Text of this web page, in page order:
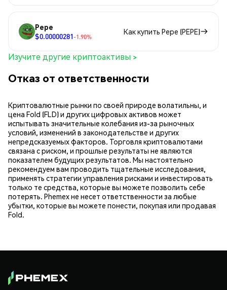
Pepe
$0.00000281-1.90%
Как купить Pepe (PEPE)
Изучите другие криптоактивы >
Отказ от ответственности
Криптовалютные рынки по своей природе волатильны, и
цена Fold (FLD) и других цифровых активов может
испытывать значительные колебания из-за рыночных
условий, изменений в законодательстве и других
непредсказуемых факторов. Торговля криптовалютами
связана с риском, и прошлые результаты не являются
показателем будущих результатов. Мы настоятельно
рекомендуем вам проводить тщательные исследования,
применять стратегии управления рисками и инвестировать
только те средства, которые вы можете позволить себе
потерять. Phemex не несет ответственности за любые
убытки, которые вы можете понести, покупая или продавая
Fold.